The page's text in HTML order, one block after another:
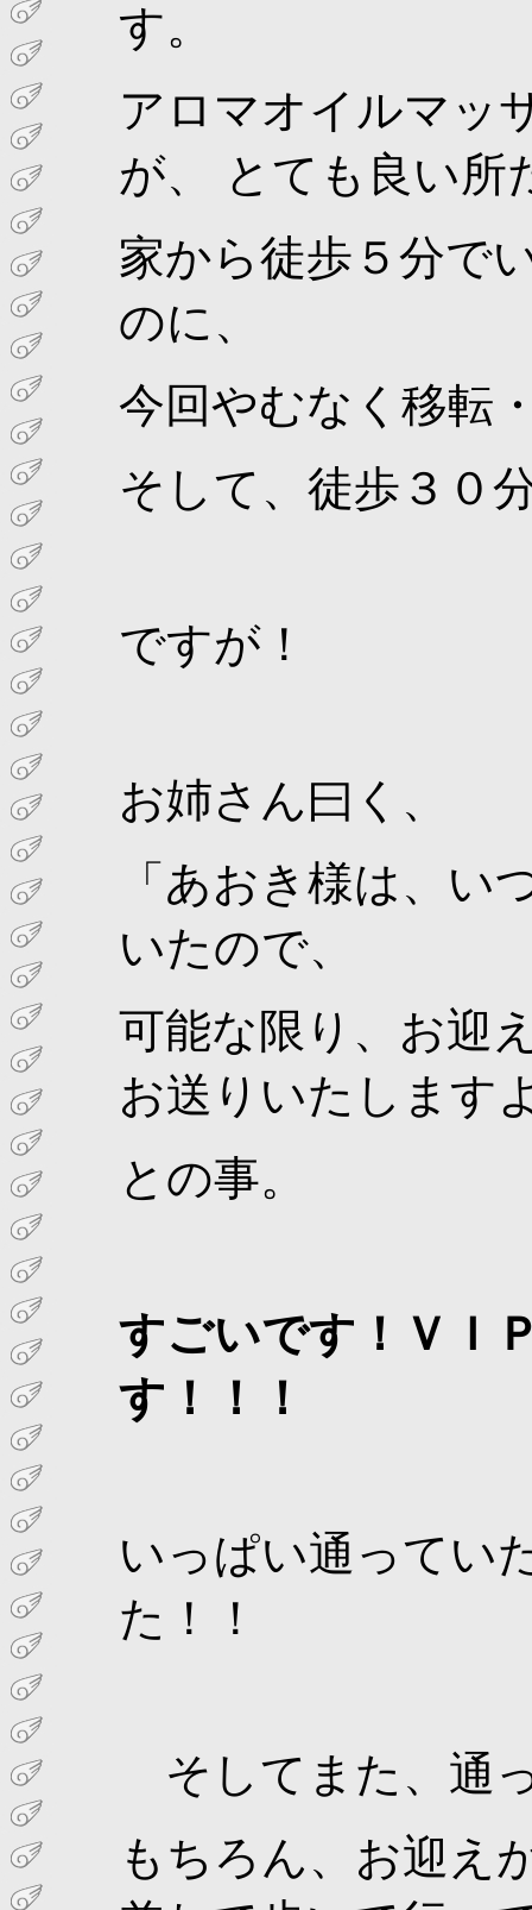
す。
アロマオイルマッ
が、 とても良い所
家から徒歩５分で
のに、
今回やむなく移転
そして、徒歩３０
ですが！
お姉さん曰く、
「あおき様は、い
いたので、
可能な限り、お迎
お送りいたします
との事。
すごいです！ＶＩ
す！！！
いっぱい通ってい
た！！
そしてまた、通
もちろん、お迎え